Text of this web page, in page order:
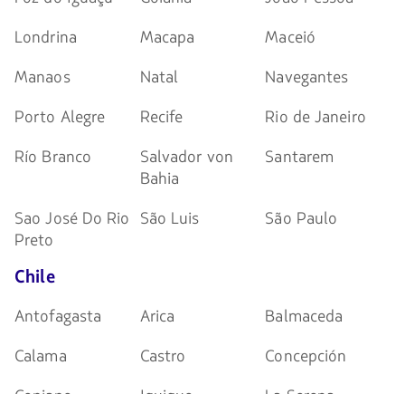
Londrina
Macapa
Maceió
Manaos
Natal
Navegantes
Porto Alegre
Recife
Rio de Janeiro
Río Branco
Salvador von
Bahia
Santarem
Sao José Do Rio
Preto
São Luis São Paulo
Chile
Antofagasta Arica
Balmaceda
Calama
Castro
Concepción